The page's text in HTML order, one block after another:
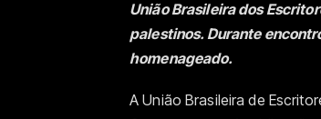
União Brasileira dos
palestinos. Durante
homenageado.
A União Brasileira de